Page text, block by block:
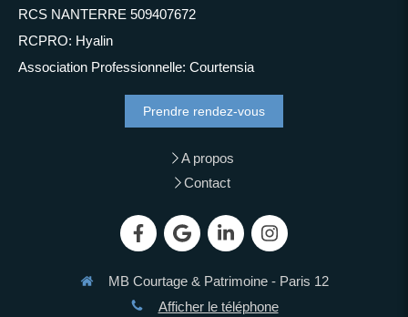
RCS NANTERRE 509407672
RCPRO: Hyalin
Association Professionnelle: Courtensia
Prendre rendez-vous
A propos
Contact
MB Courtage & Patrimoine - Paris 12
Afficher le téléphone